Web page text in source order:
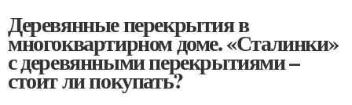
Деревянные перекрытия в
многоквартирном доме. «Сталинки»
с деревянными перекрытиями –
стоит ли покупать?